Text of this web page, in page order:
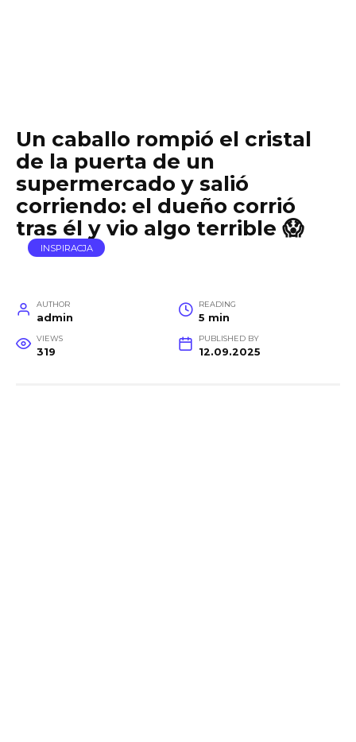
Un caballo rompió el cristal
de la puerta de un
supermercado y salió
corriendo: el dueño corrió
tras él y vio algo terrible 😱
INSPIRACJA
AUTHOR
admin
READING
5 min
VIEWS
319
PUBLISHED BY
12.09.2025